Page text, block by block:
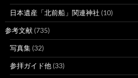
日本遺産「北前船」関連神社 (10)
参考文献 (735)
写真集 (32)
参拝ガイド他 (33)